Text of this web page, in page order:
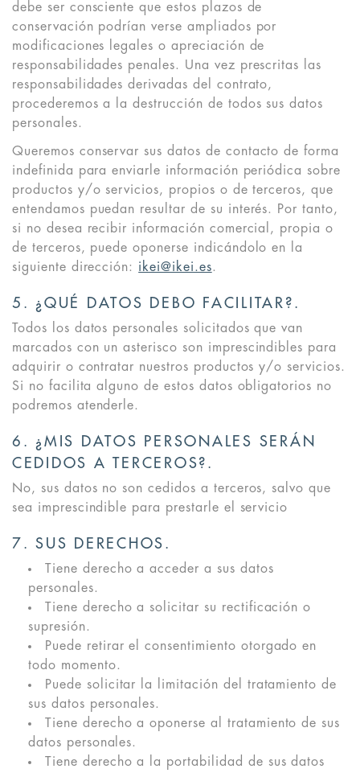
debe ser consciente que estos plazos de
conservación podrían verse ampliados por
modificaciones legales o apreciación de
responsabilidades penales. Una vez prescritas las
responsabilidades derivadas del contrato,
procederemos a la destrucción de todos sus datos
personales.
Queremos conservar sus datos de contacto de forma
indefinida para enviarle información periódica sobre
productos y/o servicios, propios o de terceros, que
entendamos puedan resultar de su interés. Por tanto,
si no desea recibir información comercial, propia o
de terceros, puede oponerse indicándolo en la
siguiente dirección: ikei@ikei.es.
5. ¿QUÉ DATOS DEBO FACILITAR?.
Todos los datos personales solicitados que van
marcados con un asterisco son imprescindibles para
adquirir o contratar nuestros productos y/o servicios.
Si no facilita alguno de estos datos obligatorios no
podremos atenderle.
6. ¿MIS DATOS PERSONALES SERÁN
CEDIDOS A TERCEROS?.
No, sus datos no son cedidos a terceros, salvo que
sea imprescindible para prestarle el servicio
7. SUS DERECHOS.
Tiene derecho a acceder a sus datos
personales.
Tiene derecho a solicitar su rectificación o
supresión.
Puede retirar el consentimiento otorgado en
todo momento.
Puede solicitar la limitación del tratamiento de
sus datos personales.
Tiene derecho a oponerse al tratamiento de sus
datos personales.
Tiene derecho a la portabilidad de sus datos